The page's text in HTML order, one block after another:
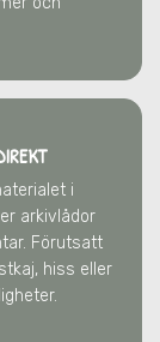
i
arkivlådor
Förutsatt
hiss eller